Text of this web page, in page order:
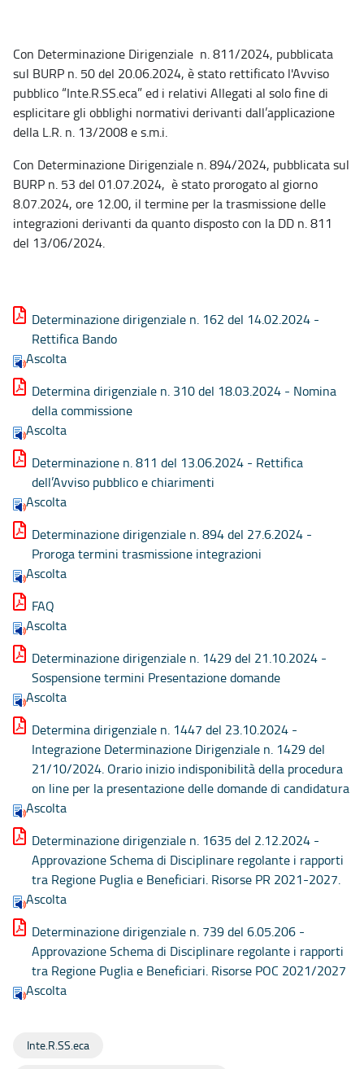
Con Determinazione Dirigenziale n. 811/2024, pubblicata
sul BURP n. 50 del 20.06.2024, è stato rettificato l'Avviso
pubblico “Inte.R.SS.eca” ed i relativi Allegati al solo fine di
esplicitare gli obblighi normativi derivanti dall’applicazione
della L.R. n. 13/2008 e s.m.i.
Con Determinazione Dirigenziale n. 894/2024, pubblicata sul
BURP n. 53 del 01.07.2024, è stato prorogato al giorno
8.07.2024, ore 12.00, il termine per la trasmissione delle
integrazioni derivanti da quanto disposto con la DD n. 811
del 13/06/2024.
Determinazione dirigenziale n. 162 del 14.02.2024 -
Rettifica Bando
Ascolta
Determina dirigenziale n. 310 del 18.03.2024 - Nomina
della commissione
Ascolta
Determinazione n. 811 del 13.06.2024 - Rettifica
dell’Avviso pubblico e chiarimenti
Ascolta
Determinazione dirigenziale n. 894 del 27.6.2024 -
Proroga termini trasmissione integrazioni
Ascolta
FAQ
Ascolta
Determinazione dirigenziale n. 1429 del 21.10.2024 -
Sospensione termini Presentazione domande
Ascolta
Determina dirigenziale n. 1447 del 23.10.2024 -
Integrazione Determinazione Dirigenziale n. 1429 del
21/10/2024. Orario inizio indisponibilità della procedura
on line per la presentazione delle domande di candidatura
Ascolta
Determinazione dirigenziale n. 1635 del 2.12.2024 -
Approvazione Schema di Disciplinare regolante i rapporti
tra Regione Puglia e Beneficiari. Risorse PR 2021-2027.
Ascolta
Determinazione dirigenziale n. 739 del 6.05.206 -
Approvazione Schema di Disciplinare regolante i rapporti
tra Regione Puglia e Beneficiari. Risorse POC 2021/2027
Ascolta
Inte.R.SS.eca